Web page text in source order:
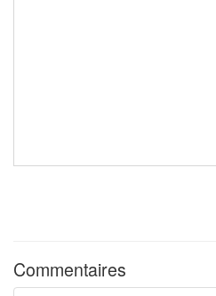
Commentaires